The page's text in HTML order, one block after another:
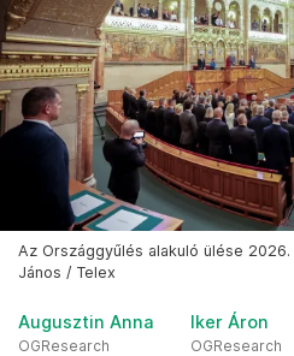
Az Országgyűlés alakuló ülése
János / Telex
Augusztin Anna
OGResearch
Iker Áron
OGResearch